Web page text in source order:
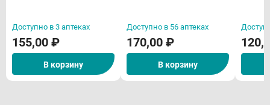
Доступно в 3 аптеках
155,00 ₽
В корзину
Доступно в 56 аптеках
170,00 ₽
В корзину